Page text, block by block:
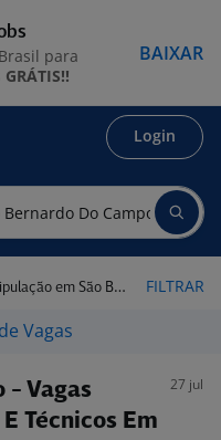
Login
Bernardo do Campo - SP FILTRAR
Vagas
- Vagas
Técnicos Em
27 jul
para
GRÁTIS!!
BAIXAR